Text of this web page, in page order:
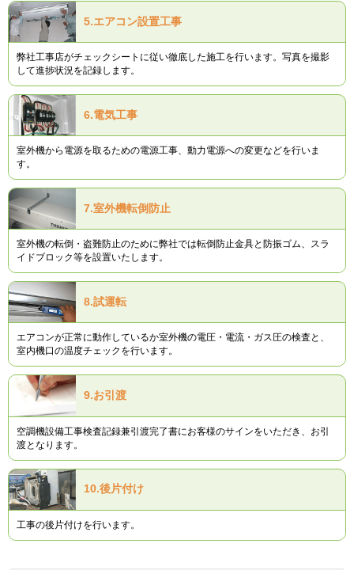
5.エアコン設置工事
弊社工事店がチェックシートに従い徹底した施工を行います。写真を撮影
して進捗状況を記録します。
6.電気工事
室外機から電源を取るための電源工事、動力電源への変更などを行いま
す。
7.室外機転倒防止
室外機の転倒・盗難防止のために弊社では転倒防止金具と防振ゴム、スラ
イドブロック等を設置いたします。
8.試運転
エアコンが正常に動作しているか室外機の電圧・電流・ガス圧の検査と、
室内機口の温度チェックを行います。
9.お引渡
空調機設備工事検査記録兼引渡完了書にお客様のサインをいただき、お引
渡となります。
10.後片付け
工事の後片付けを行います。